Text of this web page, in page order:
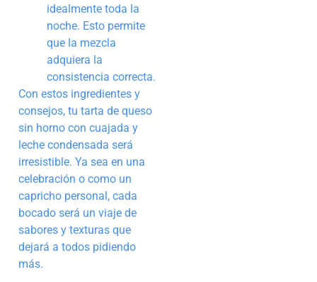
idealmente toda la
noche. Esto permite
que la mezcla
adquiera la
consistencia correcta.
Con estos ingredientes y
consejos, tu tarta de queso
sin horno con cuajada y
leche condensada será
irresistible. Ya sea en una
celebración o como un
capricho personal, cada
bocado será un viaje de
sabores y texturas que
dejará a todos pidiendo
más.